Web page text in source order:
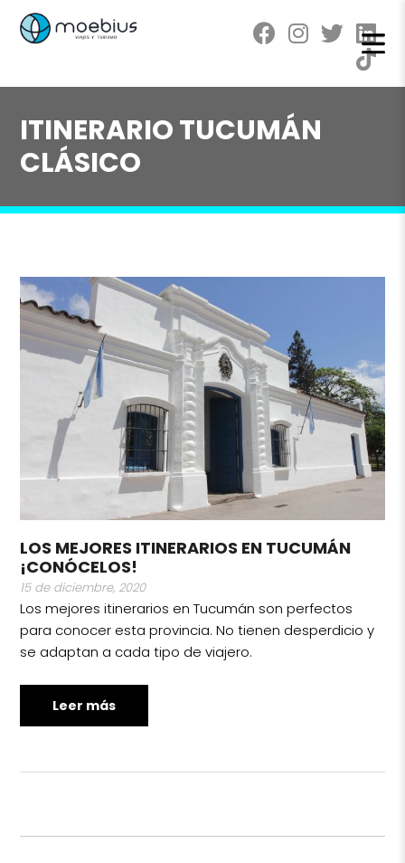
ITINERARIO TUCUMÁN
CLÁSICO
LOS MEJORES ITINERARIOS EN TUCUMÁN
¡CONÓCELOS!
15 de diciembre, 2020
Los mejores itinerarios en Tucumán son perfectos
para conocer esta provincia. No tienen desperdicio y
se adaptan a cada tipo de viajero.
Leer más